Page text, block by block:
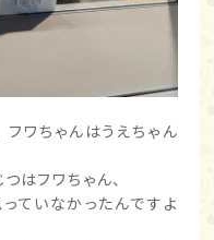
フワちゃんはうえちゃん
はフワちゃん、
ていなかったんですよ